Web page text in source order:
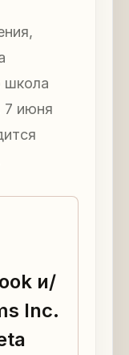
школа
7 июня
и/
Inc.